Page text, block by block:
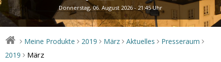
Donnerstag, 06. August 2026 - 21:45 Uhr
> Meine Produkte > 2019 > März > Aktuelles > Presseraum >
2019 > März